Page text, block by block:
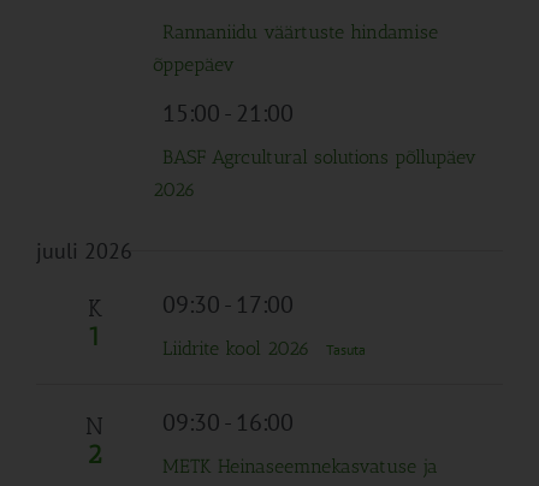
Rannaniidu väärtuste hindamise
õppepäev
15:00- 21:00
BASF Agrcultural solutions põllupäev
2026
juuli 2026
K
1
09:30- 17:00
Liidrite kool 2026 Tasuta
N
2
09:30- 16:00
METK Heinaseemnekasvatuse ja